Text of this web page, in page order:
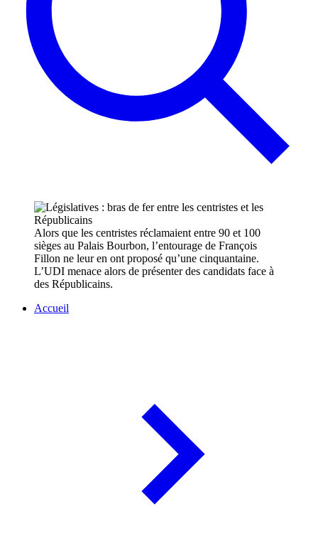
Alors que les centristes réclamaient entre 90 et 100
sièges au Palais Bourbon, l’entourage de François
Fillon ne leur en ont proposé qu’une cinquantaine.
L’UDI menace alors de présenter des candidats face à
des Républicains.
Accueil